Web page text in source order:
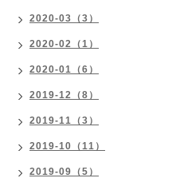
2020-03（3）
2020-02（1）
2020-01（6）
2019-12（8）
2019-11（3）
2019-10（11）
2019-09（5）